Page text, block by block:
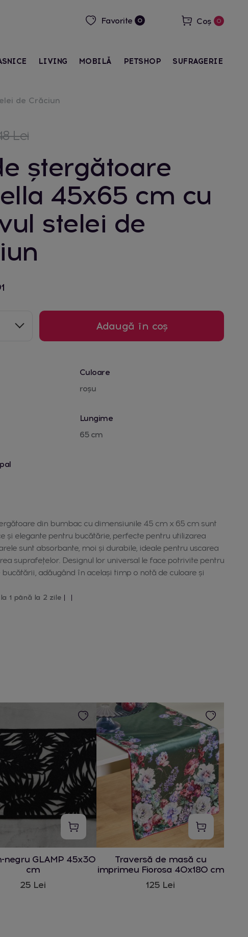
Favorite 0 Coș 0
LIVING MOBILĂ PETSHOP SUFRAGERIE
de Crăciun
Lei
ștergătoare
45x65 cm cu
stelei de
Adaugă în coș
Culoare
roșu
Lungime
65 cm
din bumbac cu dimensiunile 45 cm x 65 cm sunt
și elegante pentru bucătărie, perfecte pentru utilizarea
sunt absorbante, moi și durabile, ideale pentru uscarea
suprafețelor. Designul lor universal le face potrivite pentru
adăugând în același timp o notă de culoare și
1 până la 2 zile
negru GLAMP 45x30
cm
25 Lei
Traversă de masă cu
imprimeu Fiorosa 40x180 cm
125 Lei